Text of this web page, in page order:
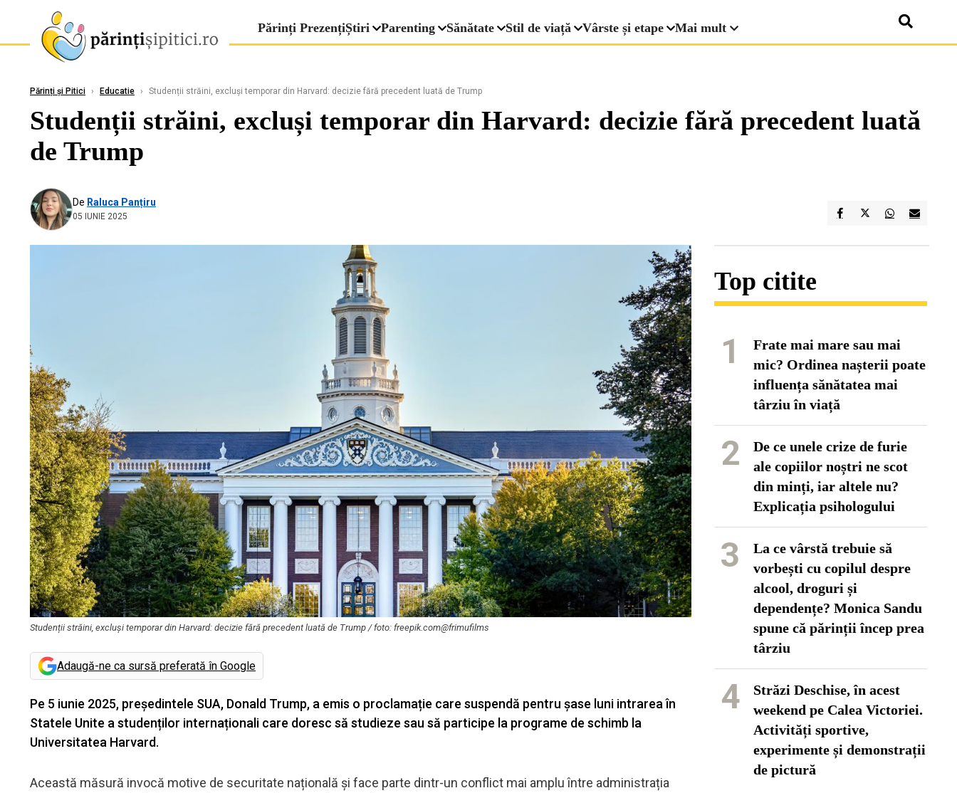
Părinți PrezențiȘtiri Parenting Sănătate Stil de viață Vârste și etape Mai mult
Părinți și Pitici › Educatie › Studenții străini, excluși temporar din Harvard: decizie fără precedent luată de Trump
Studenții străini, excluși temporar din Harvard: decizie fără precedent luată
de Trump
De Raluca Panțiru
05 IUNIE 2025
Studenții străini, excluși temporar din Harvard: decizie fără precedent luată de Trump / foto: freepik.com@frimufilms
Adaugă-ne ca sursă preferată în Google
Pe 5 iunie 2025, președintele SUA, Donald Trump, a emis o proclamație care suspendă pentru șase luni intrarea în
Statele Unite a studenților internaționali care doresc să studieze sau să participe la programe de schimb la
Universitatea Harvard.
Această măsură invocă motive de securitate națională și face parte dintr-un conflict mai amplu între administrația
Top citite
1
Frate mai mare sau mai
mic? Ordinea nașterii poate
influența sănătatea mai
târziu în viață
2
De ce unele crize de furie
ale copiilor noștri ne scot
din minți, iar altele nu?
Explicația psihologului
3
La ce vârstă trebuie să
vorbești cu copilul despre
alcool, droguri și
dependențe? Monica Sandu
spune că părinții încep prea
târziu
4
Străzi Deschise, în acest
weekend pe Calea Victoriei.
Activități sportive,
experimente și demonstrații
de pictură